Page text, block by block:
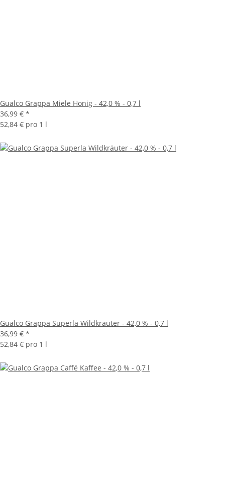
Gualco Grappa Miele Honig - 42,0 % - 0,7 l
36,99 € *
52,84 € pro 1 l
Gualco Grappa Superla Wildkräuter - 42,0 % - 0,7 l
36,99 € *
52,84 € pro 1 l